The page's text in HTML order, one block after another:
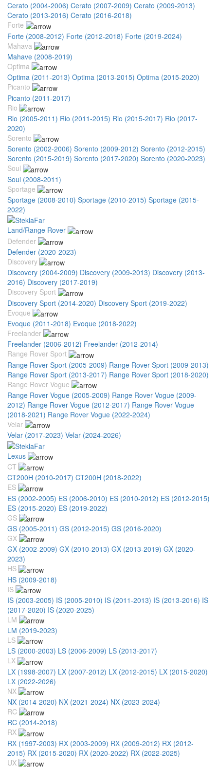
Cerato (2004-2006) Cerato (2007-2009) Cerato (2009-2013)
Cerato (2013-2016) Cerato (2016-2018)
Forte
Forte (2008-2012) Forte (2012-2018) Forte (2019-2024)
Mahava
Mahave (2008-2019)
Optima
Optima (2011-2013) Optima (2013-2015) Optima (2015-2020)
Picanto
Picanto (2011-2017)
Rio
Rio (2005-2011) Rio (2011-2015) Rio (2015-2017) Rio (2017-
2020)
Sorento
Sorento (2002-2006) Sorento (2009-2012) Sorento (2012-2015)
Sorento (2015-2019) Sorento (2017-2020) Sorento (2020-2023)
Soul
Soul (2008-2011)
Sportage
Sportage (2008-2010) Sportage (2010-2015) Sportage (2015-
2022)
Land/Range Rover
Defender
Defender (2020-2023)
Discovery
Discovery (2004-2009) Discovery (2009-2013) Discovery (2013-
2016) Discovery (2017-2019)
Discovery Sport
Discovery Sport (2014-2020) Discovery Sport (2019-2022)
Evoque
Evoque (2011-2018) Evoque (2018-2022)
Freelander
Freelander (2006-2012) Freelander (2012-2014)
Range Rover Sport
Range Rover Sport (2005-2009) Range Rover Sport (2009-2013)
Range Rover Sport (2013-2017) Range Rover Sport (2018-2020)
Range Rover Vogue
Range Rover Vogue (2005-2009) Range Rover Vogue (2009-
2012) Range Rover Vogue (2012-2017) Range Rover Vogue
(2018-2021) Range Rover Vogue (2022-2024)
Velar
Velar (2017-2023) Velar (2024-2026)
Lexus
CT
CT200H (2010-2017) CT200H (2018-2022)
ES
ES (2002-2005) ES (2006-2010) ES (2010-2012) ES (2012-2015)
ES (2015-2020) ES (2019-2022)
GS
GS (2005-2011) GS (2012-2015) GS (2016-2020)
GX
GX (2002-2009) GX (2010-2013) GX (2013-2019) GX (2020-
2023)
HS
HS (2009-2018)
IS
IS (2003-2005) IS (2005-2010) IS (2011-2013) IS (2013-2016) IS
(2017-2020) IS (2020-2025)
LM
LM (2019-2023)
LS
LS (2000-2003) LS (2006-2009) LS (2013-2017)
LX
LX (1998-2007) LX (2007-2012) LX (2012-2015) LX (2015-2020)
LX (2022-2026)
NX
NX (2014-2020) NX (2021-2024) NX (2023-2024)
RC
RC (2014-2018)
RX
RX (1997-2003) RX (2003-2009) RX (2009-2012) RX (2012-
2015) RX (2015-2020) RX (2020-2022) RX (2022-2025)
UX